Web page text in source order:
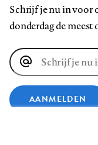
Schrijf je nu in voor
donderdag de
E-
mailadres
AANMELDEN